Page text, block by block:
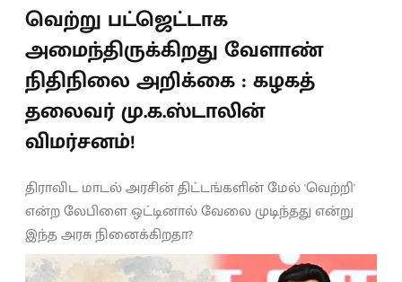
வெற்று பட்ஜெட்டாக
அமைந்திருக்கிறது வேளாண்
நிதிநிலை அறிக்கை : கழகத்
தலைவர் மு.க.ஸ்டாலின்
விமர்சனம்!
திராவிட மாடல் அரசின் திட்டங்களின் மேல் 'வெற்றி'
என்ற லேபிளை ஒட்டினால் வேலை முடிந்தது என்று
இந்த அரசு நினைக்கிறதா?